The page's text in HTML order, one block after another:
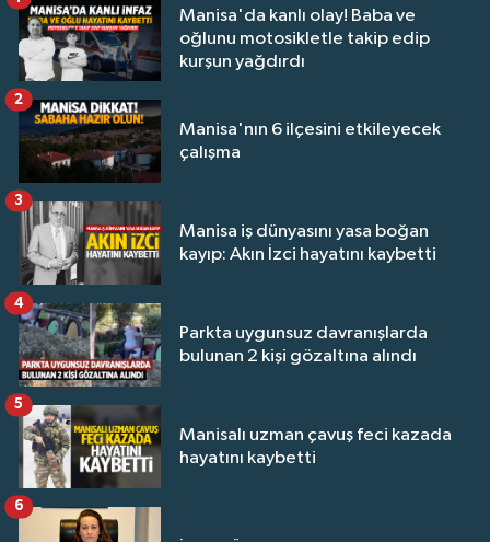
Manisa'da kanlı olay! Baba ve
oğlunu motosikletle takip edip
kurşun yağdırdı
Manisa'nın 6 ilçesini etkileyecek
çalışma
2
Manisa iş dünyasını yasa boğan
kayıp: Akın İzci hayatını kaybetti
3
Parkta uygunsuz davranışlarda
bulunan 2 kişi gözaltına alındı
4
Manisalı uzman çavuş feci kazada
hayatını kaybetti
5
6